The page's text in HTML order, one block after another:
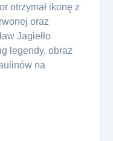
otrzymał ikonę z
oraz
Jagiełło
legendy, obraz
na